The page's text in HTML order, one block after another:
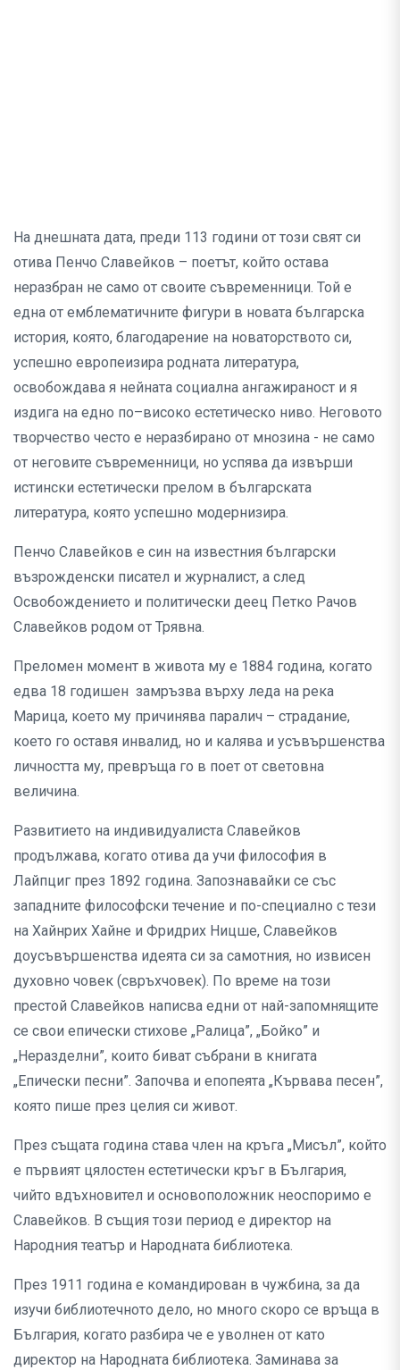
На днешната дата, преди 113 години от този свят си
отива Пенчо Славейков – поетът, който остава
неразбран не само от своите съвременници. Той е
една от емблематичните фигури в новата българска
история, която, благодарение на новаторството си,
успешно европеизира родната литература,
освобождава я нейната социална ангажираност и я
издига на едно по–високо естетическо ниво. Неговото
творчество често е неразбирано от мнозина - не само
от неговите съвременници, но успява да извърши
истински естетически прелом в българската
литература, която успешно модернизира.
Пенчо Славейков е син на известния български
възрожденски писател и журналист, а след
Освобождението и политически деец Петко Рачов
Славейков родом от Трявна.
Преломен момент в живота му е 1884 година, когато
едва 18 годишен замръзва върху леда на река
Марица, което му причинява паралич – страдание,
което го оставя инвалид, но и калява и усъвършенства
личността му, превръща го в поет от световна
величина.
Развитието на индивидуалиста Славейков
продължава, когато отива да учи философия в
Лайпциг през 1892 година. Запознавайки се със
западните философски течение и по-специално с тези
на Хайнрих Хайне и Фридрих Ницше, Славейков
доусъвършенства идеята си за самотния, но извисен
духовно човек (свръхчовек). По време на този
престой Славейков написва едни от най-запомнящите
се свои епически стихове „Ралица”, „Бойко” и
„Неразделни”, които биват събрани в книгата
„Епически песни”. Започва и епопеята „Кървава песен”,
която пише през целия си живот.
През същата година става член на кръга „Мисъл”, който
е първият цялостен естетически кръг в България,
чийто вдъхновител и основоположник неоспоримо е
Славейков. В същия този период е директор на
Народния театър и Народната библиотека.
През 1911 година е командирован в чужбина, за да
изучи библиотечното дело, но много скоро се връща в
България, когато разбира че е уволнен от като
директор на Народната библиотека. Заминава за